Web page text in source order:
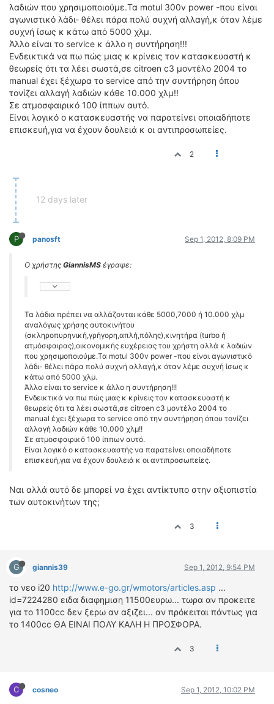
λαδιών που χρησιμοποιούμε.Τα motul 300v power -που είναι
αγωνιστικό λάδι- θέλει πάρα πολύ συχνή αλλαγή,κ όταν λέμε
συχνή ίσως κ κάτω από 5000 χλμ.
Άλλο είναι το service κ άλλο η συντήρηση!!!
Ενδεικτικά να πω πώς μιας κ κρίνεις τον κατασκευαστή κ
θεωρείς ότι τα λέει σωστά,σε citroen c3 μοντέλο 2004 το
manual έχει ξέχωρα το service από την συντήρηση όπου
τονίζει αλλαγή λαδιών κάθε 10.000 χλμ!!
Σε ατμοσφαιρικό 100 ίππων αυτό.
Είναι λογικό ο κατασκευαστής να παρατείνει οποιαδήποτε
επισκευή,για να έχουν δουλειά κ οι αντιπροσωπείες.
2
12 days later
P panosft Sep 1, 2012, 8:09 PM
Ο χρήστης GiannisMS έγραψε:
Τα λάδια πρέπει να αλλάζονται κάθε 5000,7000 ή 10.000 χλμ
αναλόγως χρήσης αυτοκινήτου
(σκληροπυρηνική,γρήγορη,απλή,πόλης),κινητήρα (turbo ή
ατμόσφαιρας),oικονομικής ευχέρειας του χρήστη αλλά κ λαδιών
που χρησιμοποιούμε.Τα motul 300v power -που είναι αγωνιστικό
λάδι- θέλει πάρα πολύ συχνή αλλαγή,κ όταν λέμε συχνή ίσως κ
κάτω από 5000 χλμ.
Άλλο είναι το service κ άλλο η συντήρηση!!!
Ενδεικτικά να πω πώς μιας κ κρίνεις τον κατασκευαστή κ
θεωρείς ότι τα λέει σωστά,σε citroen c3 μοντέλο 2004 το
manual έχει ξέχωρα το service από την συντήρηση όπου τονίζει
αλλαγή λαδιών κάθε 10.000 χλμ!!
Σε ατμοσφαιρικό 100 ίππων αυτό.
Είναι λογικό ο κατασκευαστής να παρατείνει οποιαδήποτε
επισκευή,για να έχουν δουλειά κ οι αντιπροσωπείες.
Ναι αλλά αυτό δε μπορεί να έχει αντίκτυπο στην αξιοπιστία
των αυτοκινήτων της;
3
G giannis39 Sep 1, 2012, 9:54 PM
το νεο i20 http://www.e-go.gr/wmotors/articles.asp ...
id=7224280 ειδα διαφημιση 11500ευρω... τωρα αν προκειτε
για το 1100cc δεν ξερω αν αξιζει... αν πρόκειται πάντως για
το 1400cc ΘΑ ΕΙΝΑΙ ΠΟΛΥ ΚΑΛΗ Η ΠΡΟΣΦΟΡΑ.
3
C cosneo Sep 1, 2012, 10:02 PM